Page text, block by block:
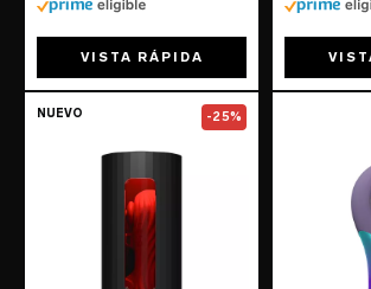
VISTA RÁPIDA
Go to theF1S™ V3
NUEVO -25%